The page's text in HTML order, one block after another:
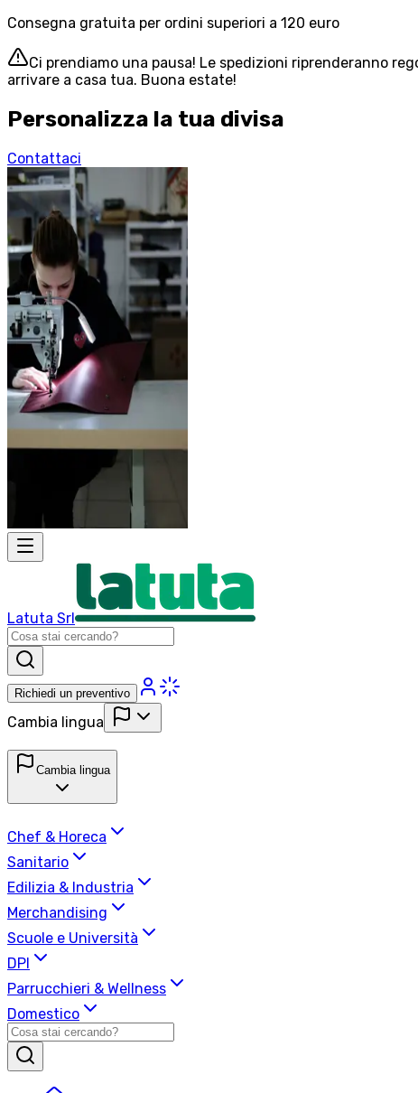
Consegna gratuita per ordini superiori a 120 euro
Ci prendiamo una pausa! Le spedizioni riprenderanno
arrivare a casa tua. Buona estate!
Personalizza la tua divisa
Contattaci
Latuta Srl
Richiedi un preventivo
Cambia lingua
Cambia lingua
Chef & Horeca
Sanitario
Edilizia & Industria
Merchandising
Scuole e Università
DPI
Parrucchieri & Wellness
Domestico